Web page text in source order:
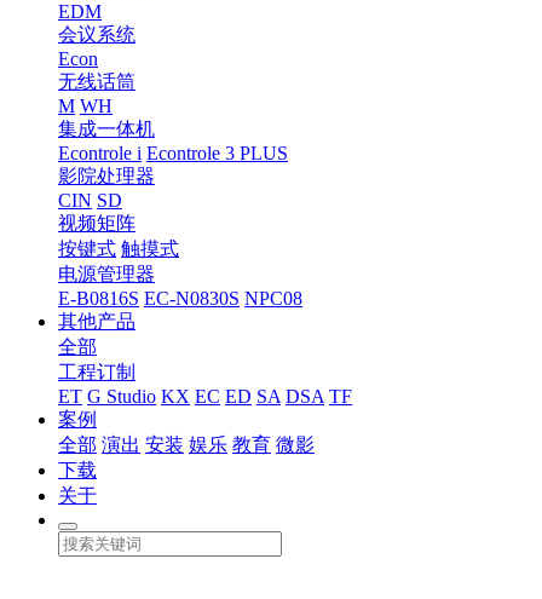
EDM
会议系统
Econ
无线话筒
M WH
集成一体机
Econtrole i Econtrole 3 PLUS
影院处理器
CIN SD
视频矩阵
按键式 触摸式
电源管理器
E-B0816S EC-N0830S NPC08
其他产品
全部
工程订制
ET G Studio KX EC ED SA DSA TF
案例
全部 演出 安装 娱乐 教育 微影
下载
关于